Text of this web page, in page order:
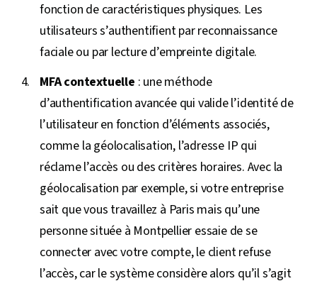
fonction de caractéristiques physiques. Les
utilisateurs s’authentifient par reconnaissance
faciale ou par lecture d’empreinte digitale.
MFA contextuelle : une méthode
d’authentification avancée qui valide l’identité de
l’utilisateur en fonction d’éléments associés,
comme la géolocalisation, l’adresse IP qui
réclame l’accès ou des critères horaires. Avec la
géolocalisation par exemple, si votre entreprise
sait que vous travaillez à Paris mais qu’une
personne située à Montpellier essaie de se
connecter avec votre compte, le client refuse
l’accès, car le système considère alors qu’il s’agit